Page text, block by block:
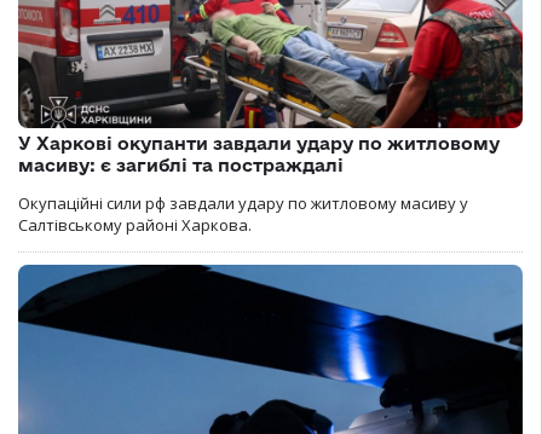
У Харкові окупанти завдали удару по житловому
масиву: є загиблі та постраждалі
Окупаційні сили рф завдали удару по житловому масиву у
Салтівському районі Харкова.